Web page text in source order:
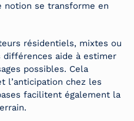
notion se transforme en
résidentiels, mixtes ou
différences aide à estimer
possibles. Cela
l’anticipation chez les
facilitent également la